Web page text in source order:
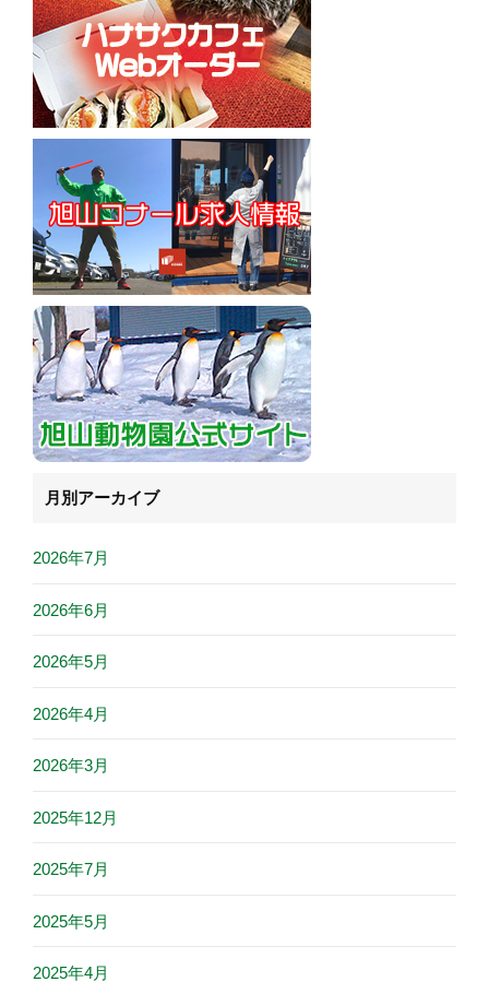
月別アーカイブ
2026年7月
2026年6月
2026年5月
2026年4月
2026年3月
2025年12月
2025年7月
2025年5月
2025年4月